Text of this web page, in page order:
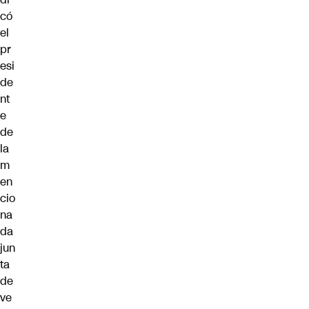
có
el
pr
esi
de
nt
e
de
la
m
en
cio
na
da
jun
ta
de
ve